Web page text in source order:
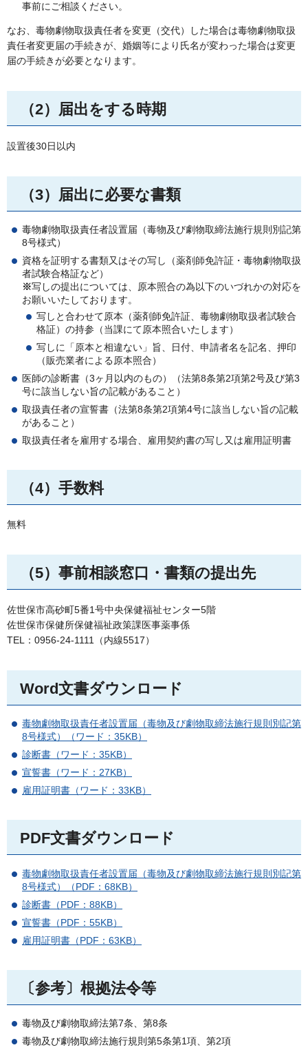
事前にご相談ください。
なお、毒物劇物取扱責任者を変更（交代）した場合は毒物劇物取扱
責任者変更届の手続きが、婚姻等により氏名が変わった場合は変更
届の手続きが必要となります。
（2）届出をする時期
設置後30日以内
（3）届出に必要な書類
毒物劇物取扱責任者設置届（毒物及び劇物取締法施行規則別記第
8号様式）
資格を証明する書類又はその写し（薬剤師免許証・毒物劇物取扱
者試験合格証など）
※写しの提出については、原本照合の為以下のいづれかの対応を
お願いいたしております。
写しと合わせて原本（薬剤師免許証、毒物劇物取扱者試験合
格証）の持参（当課にて原本照合いたします）
写しに「原本と相違ない」旨、日付、申請者名を記名、押印
（販売業者による原本照合）
医師の診断書（3ヶ月以内のもの）（法第8条第2項第2号及び第3
号に該当しない旨の記載があること）
取扱責任者の宣誓書（法第8条第2項第4号に該当しない旨の記載
があること）
取扱責任者を雇用する場合、雇用契約書の写し又は雇用証明書
（4）手数料
無料
（5）事前相談窓口・書類の提出先
佐世保市高砂町5番1号中央保健福祉センター5階
佐世保市保健所保健福祉政策課医事薬事係
TEL：0956-24-1111（内線5517）
Word文書ダウンロード
毒物劇物取扱責任者設置届（毒物及び劇物取締法施行規則別記第
8号様式）（ワード：35KB）
診断書（ワード：35KB）
宣誓書（ワード：27KB）
雇用証明書（ワード：33KB）
PDF文書ダウンロード
毒物劇物取扱責任者設置届（毒物及び劇物取締法施行規則別記第
8号様式）（PDF：68KB）
診断書（PDF：88KB）
宣誓書（PDF：55KB）
雇用証明書（PDF：63KB）
〔参考〕根拠法令等
毒物及び劇物取締法第7条、第8条
毒物及び劇物取締法施行規則第5条第1項、第2項